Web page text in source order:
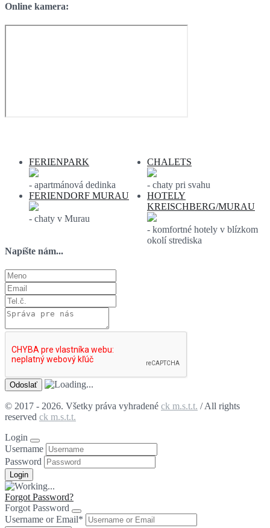
Online kamera:
FERIENPARK
- apartmánová dedinka
CHALETS
- chaty pri svahu
FERIENDORF MURAU
- chaty v Murau
HOTELY
KREISCHBERG/MURAU
- komfortné hotely v blízkom
okolí strediska
Napíšte nám...
© 2017 - 2026. Všetky práva vyhradené ck m.s.t.t. / All rights
reserved ck m.s.t.t.
Login
Username
Password
Forgot Password?
Forgot Password
Username or Email*